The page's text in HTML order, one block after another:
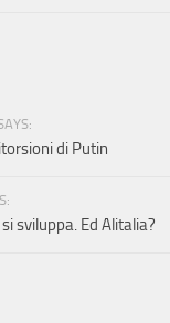
di Putin
sviluppa. Ed Alitalia?